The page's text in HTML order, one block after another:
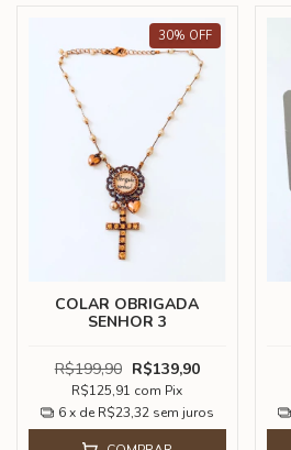
30% OFF
COLAR OBRIGADA
SENHOR 3
R$199,90 R$139,90
R$125,91 com Pix
6 x de R$23,32 sem juros